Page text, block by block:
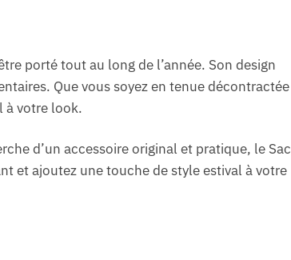
porté tout au long de l’année. Son design
Que vous soyez en tenue décontractée
à votre look.
d’un accessoire original et pratique, le Sac
et ajoutez une touche de style estival à votre